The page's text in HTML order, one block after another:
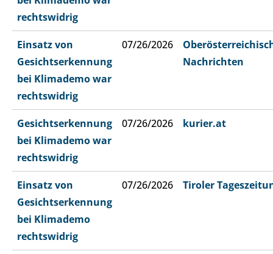
rechtswidrig
Einsatz von
Gesichtserkennung
bei Klimademo war
rechtswidrig
07/26/2026
Nachrichten
Gesichtserkennung
bei Klimademo war
rechtswidrig
07/26/2026 kurier.at
Einsatz von
Gesichtserkennung
bei Klimademo
rechtswidrig
07/26/2026 Tiroler